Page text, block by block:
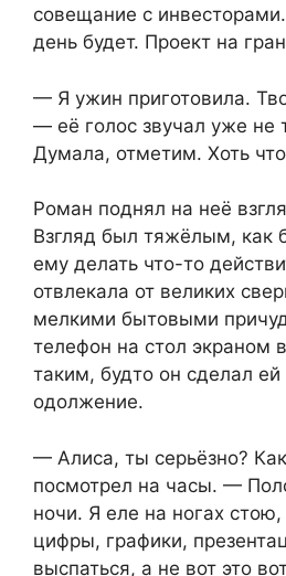
совещание с
день будет. Проект на
— Я ужин приготовила.
— её голос звучал уже не
Думала, отметим. Хоть
Роман поднял на неё
Взгляд был тяжёлым, как
ему делать что-то
отвлекала от великих
мелкими бытовыми
телефон на стол экраном
таким, будто он сделал
одолжение.
— Алиса, ты серьёзно?
посмотрел на часы. —
ночи. Я еле на ногах
цифры, графики,
выспаться, а не вот это